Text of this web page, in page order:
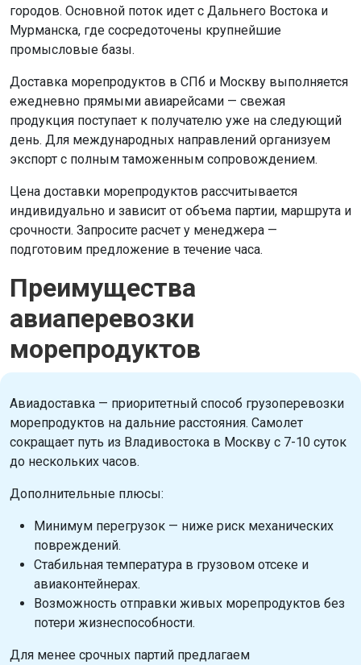
городов. Основной поток идет с Дальнего Востока и
Мурманска, где сосредоточены крупнейшие
промысловые базы.
Доставка морепродуктов в СПб и Москву выполняется
ежедневно прямыми авиарейсами — свежая
продукция поступает к получателю уже на следующий
день. Для международных направлений организуем
экспорт с полным таможенным сопровождением.
Цена доставки морепродуктов рассчитывается
индивидуально и зависит от объема партии, маршрута и
срочности. Запросите расчет у менеджера —
подготовим предложение в течение часа.
Преимущества
авиаперевозки
морепродуктов
Авиадоставка — приоритетный способ грузоперевозки
морепродуктов на дальние расстояния. Самолет
сокращает путь из Владивостока в Москву с 7-10 суток
до нескольких часов.
Дополнительные плюсы:
Минимум перегрузок — ниже риск механических
повреждений.
Стабильная температура в грузовом отсеке и
авиаконтейнерах.
Возможность отправки живых морепродуктов без
потери жизнеспособности.
Для менее срочных партий предлагаем